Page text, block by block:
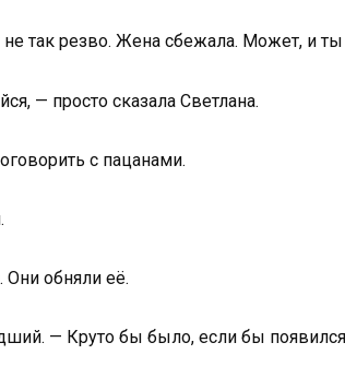
так резво. Жена сбежала. Может, и
— просто сказала Светлана.
с пацанами.
обняли её.
— Круто бы было, если бы появился